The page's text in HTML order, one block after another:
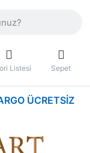
Listesi Sepet
ÜCRETSIZ